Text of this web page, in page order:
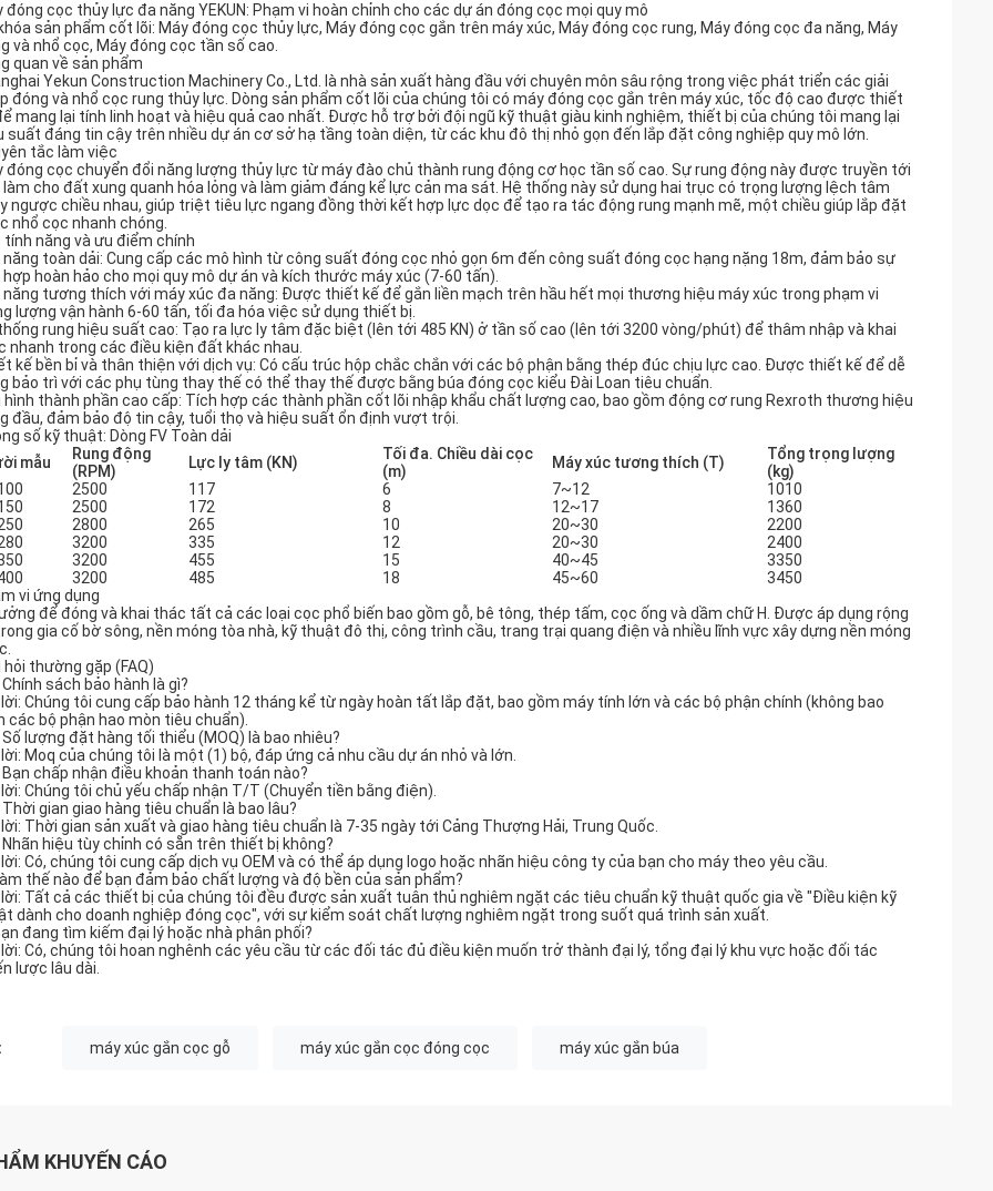
đóng cọc thủy lực đa năng YEKUN: Phạm vi hoàn chỉnh cho các dự án đóng cọc mọi quy mô
sản phẩm cốt lõi: Máy đóng cọc thủy lực, Máy đóng cọc gắn trên máy xúc, Máy đóng cọc rung, Máy đóng cọc đa năng, Máy
và nhổ cọc, Máy đóng cọc tần số cao.
quan về sản phẩm
Yekun Construction Machinery Co., Ltd. là nhà sản xuất hàng đầu với chuyên môn sâu rộng trong việc phát triển các giải
đóng và nhổ cọc rung thủy lực. Dòng sản phẩm cốt lõi của chúng tôi có máy đóng cọc gắn trên máy xúc, tốc độ cao được thiết
mang lại tính linh hoạt và hiệu quả cao nhất. Được hỗ trợ bởi đội ngũ kỹ thuật giàu kinh nghiệm, thiết bị của chúng tôi mang lại
suất đáng tin cậy trên nhiều dự án cơ sở hạ tầng toàn diện, từ các khu đô thị nhỏ gọn đến lắp đặt công nghiệp quy mô lớn.
tắc làm việc
đóng cọc chuyển đổi năng lượng thủy lực từ máy đào chủ thành rung động cơ học tần số cao. Sự rung động này được truyền tới
cho đất xung quanh hóa lỏng và làm giảm đáng kể lực cản ma sát. Hệ thống này sử dụng hai trục có trọng lượng lệch tâm
ngược chiều nhau, giúp triệt tiêu lực ngang đồng thời kết hợp lực dọc để tạo ra tác động rung mạnh mẽ, một chiều giúp lắp đặt
nhổ cọc nhanh chóng.
tính năng và ưu điểm chính
năng toàn dải: Cung cấp các mô hình từ công suất đóng cọc nhỏ gọn 6m đến công suất đóng cọc hạng nặng 18m, đảm bảo sự
hợp hoàn hảo cho mọi quy mô dự án và kích thước máy xúc (7-60 tấn).
năng tương thích với máy xúc đa năng: Được thiết kế để gắn liền mạch trên hầu hết mọi thương hiệu máy xúc trong phạm vi
lượng vận hành 6-60 tấn, tối đa hóa việc sử dụng thiết bị.
rung hiệu suất cao: Tạo ra lực ly tâm đặc biệt (lên tới 485 KN) ở tần số cao (lên tới 3200 vòng/phút) để thâm nhập và khai
nhanh trong các điều kiện đất khác nhau.
kế bền bỉ và thân thiện với dịch vụ: Có cấu trúc hộp chắc chắn với các bộ phận bằng thép đúc chịu lực cao. Được thiết kế để dễ
bảo trì với các phụ tùng thay thế có thể thay thế được bằng búa đóng cọc kiểu Đài Loan tiêu chuẩn.
hình thành phần cao cấp: Tích hợp các thành phần cốt lõi nhập khẩu chất lượng cao, bao gồm động cơ rung Rexroth thương hiệu
đầu, đảm bảo độ tin cậy, tuổi thọ và hiệu suất ổn định vượt trội.
số kỹ thuật: Dòng FV Toàn dải
mẫu
Rung động
(RPM)
Lực ly tâm (KN)
Tối đa. Chiều dài cọc
(m)
Máy xúc tương thích (T)
Tổng trọng lượng
(kg)
2500 117 6 7~12
1010
2500 172 8 12~17
1360
2800 265 10 20~30
2200
3200 335 12 20~30
2400
3200 455 15 40~45
3350
3200 485 18 45~60
3450
vi ứng dụng
để đóng và khai thác tất cả các loại cọc phổ biến bao gồm gỗ, bê tông, thép tấm, cọc ống và dầm chữ H. Được áp dụng rộng
gia cố bờ sông, nền móng tòa nhà, kỹ thuật đô thị, công trình cầu, trang trại quang điện và nhiều lĩnh vực xây dựng nền móng
hỏi thường gặp (FAQ)
Chính sách bảo hành là gì?
Chúng tôi cung cấp bảo hành 12 tháng kể từ ngày hoàn tất lắp đặt, bao gồm máy tính lớn và các bộ phận chính (không bao
các bộ phận hao mòn tiêu chuẩn).
Số lượng đặt hàng tối thiểu (MOQ) là bao nhiêu?
Moq của chúng tôi là một (1) bộ, đáp ứng cả nhu cầu dự án nhỏ và lớn.
Bạn chấp nhận điều khoản thanh toán nào?
Chúng tôi chủ yếu chấp nhận T/T (Chuyển tiền bằng điện).
Thời gian giao hàng tiêu chuẩn là bao lâu?
Thời gian sản xuất và giao hàng tiêu chuẩn là 7-35 ngày tới Cảng Thượng Hải, Trung Quốc.
Nhãn hiệu tùy chỉnh có sẵn trên thiết bị không?
Có, chúng tôi cung cấp dịch vụ OEM và có thể áp dụng logo hoặc nhãn hiệu công ty của bạn cho máy theo yêu cầu.
thế nào để bạn đảm bảo chất lượng và độ bền của sản phẩm?
Tất cả các thiết bị của chúng tôi đều được sản xuất tuân thủ nghiêm ngặt các tiêu chuẩn kỹ thuật quốc gia về "Điều kiện kỹ
dành cho doanh nghiệp đóng cọc", với sự kiểm soát chất lượng nghiêm ngặt trong suốt quá trình sản xuất.
đang tìm kiếm đại lý hoặc nhà phân phối?
Có, chúng tôi hoan nghênh các yêu cầu từ các đối tác đủ điều kiện muốn trở thành đại lý, tổng đại lý khu vực hoặc đối tác
lược lâu dài.
máy xúc gắn cọc gỗ máy xúc gắn cọc đóng cọc máy xúc gắn búa
KHUYẾN CÁO